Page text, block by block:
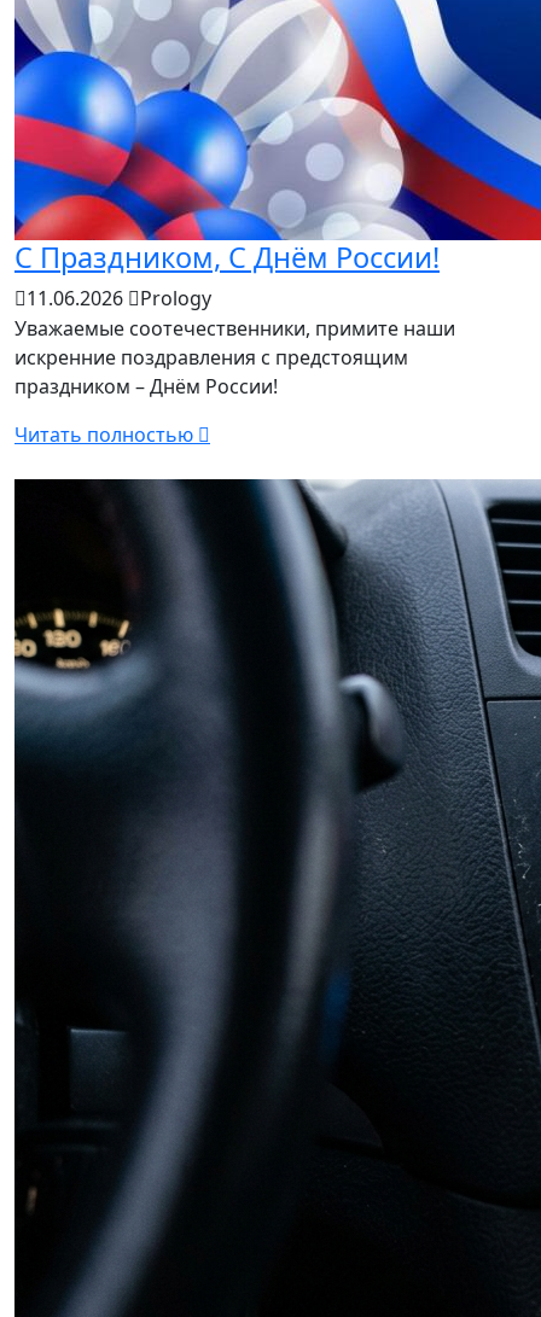
С Праздником, С Днём России!
11.06.2026
Prology
Уважаемые соотечественники, примите наши
искренние поздравления с предстоящим
праздником – Днём России!
Читать полностью